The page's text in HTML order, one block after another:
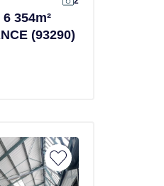
354m²
(93290)